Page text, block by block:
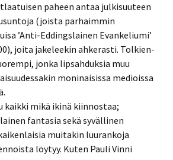
paheen antaa julkisuuteen
(joista parhaimmin
’Anti-Eddingslainen Evankeliumi’
joita jakeleekin ahkerasti. Tolkien-
jonka lipsahduksia muu
moninaisissa medioissa
kaikki mikä ikinä kiinnostaa;
fantasia sekä syvällinen
muitakin luurankoja
löytyy. Kuten Pauli Vinni